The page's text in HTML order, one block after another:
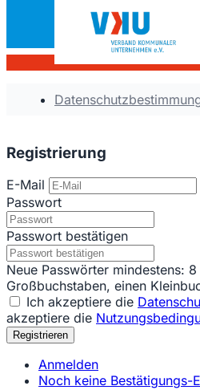
Registrierung
E-Mail
Passwort
Passwort bestätigen
Neue Passwörter mindestens:
Großbuchstaben, einen
Ich akzeptiere die
akzeptiere die
Anmelden
Noch keine Bestätigungs-